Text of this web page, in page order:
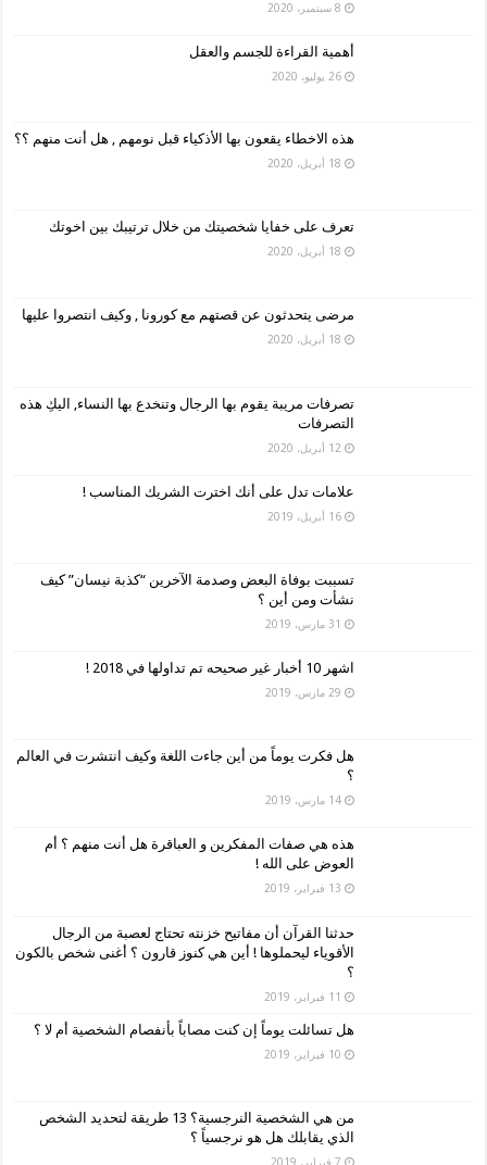
8 سبتمبر، 2020
أهمية القراءة للجسم والعقل
26 يوليو، 2020
هذه الاخطاء يقعون بها الأذكياء قبل نومهم , هل أنت منهم ؟؟
18 أبريل، 2020
تعرف على خفايا شخصيتك من خلال ترتيبك بين اخوتك
18 أبريل، 2020
مرضى يتحدثون عن قصتهم مع كورونا , وكيف انتصروا عليها
18 أبريل، 2020
تصرفات مريبة يقوم بها الرجال وتنخدع بها النساء, اليكِ هذه
التصرفات
12 أبريل، 2020
علامات تدل على أنك اخترت الشريك المناسب !
16 أبريل، 2019
تسببت بوفاة البعض وصدمة الآخرين “كذبة نيسان” كيف
نشأت ومن أين ؟
31 مارس، 2019
اشهر 10 أخبار غير صحيحه تم تداولها في 2018 !
29 مارس، 2019
هل فكرت يوماً من أين جاءت اللغة وكيف انتشرت في العالم
؟
14 مارس، 2019
هذه هي صفات المفكرين و العباقرة هل أنت منهم ؟ أم
العوض على الله !
13 فبراير، 2019
حدثنا القرآن أن مفاتيح خزنته تحتاج لعصبة من الرجال
الأقوياء ليحملوها ! أين هي كنوز قارون ؟ أغنى شخص بالكون
؟
11 فبراير، 2019
هل تسائلت يوماً إن كنت مصاباً بأنفصام الشخصية أم لا ؟
10 فبراير، 2019
من هي الشخصية النرجسية؟ 13 طريقة لتحديد الشخص
الذي يقابلك هل هو نرجسياً ؟
7 فبراير، 2019